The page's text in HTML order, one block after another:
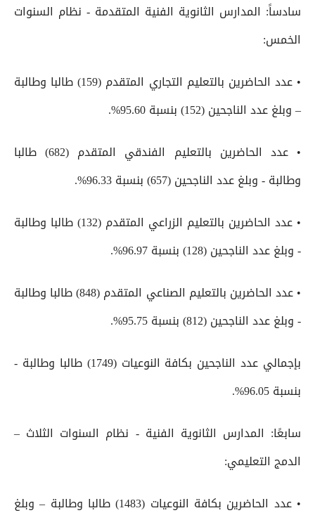
سادساً: المدارس الثانوية الفنية المتقدمة - نظام السنوات
الخمس:
• عدد الحاضرين بالتعليم التجاري المتقدم (159) طالبا وطالبة
– وبلغ عدد الناجحين (152) بنسبة 95.60%.
• عدد الحاضرين بالتعليم الفندقي المتقدم (682) طالبا
وطالبة - وبلغ عدد الناجحين (657) بنسبة 96.33%.
• عدد الحاضرين بالتعليم الزراعي المتقدم (132) طالبا وطالبة
- وبلغ عدد الناجحين (128) بنسبة 96.97%.
• عدد الحاضرين بالتعليم الصناعي المتقدم (848) طالبا وطالبة
- وبلغ عدد الناجحين (812) بنسبة 95.75%.
بإجمالي عدد الناجحين بكافة النوعيات (1749) طالبا وطالبة -
بنسبة 96.05%.
سابعًا: المدارس الثانوية الفنية - نظام السنوات الثلاث –
الدمج التعليمي:
• عدد الحاضرين بكافة النوعيات (1483) طالبا وطالبة – وبلغ